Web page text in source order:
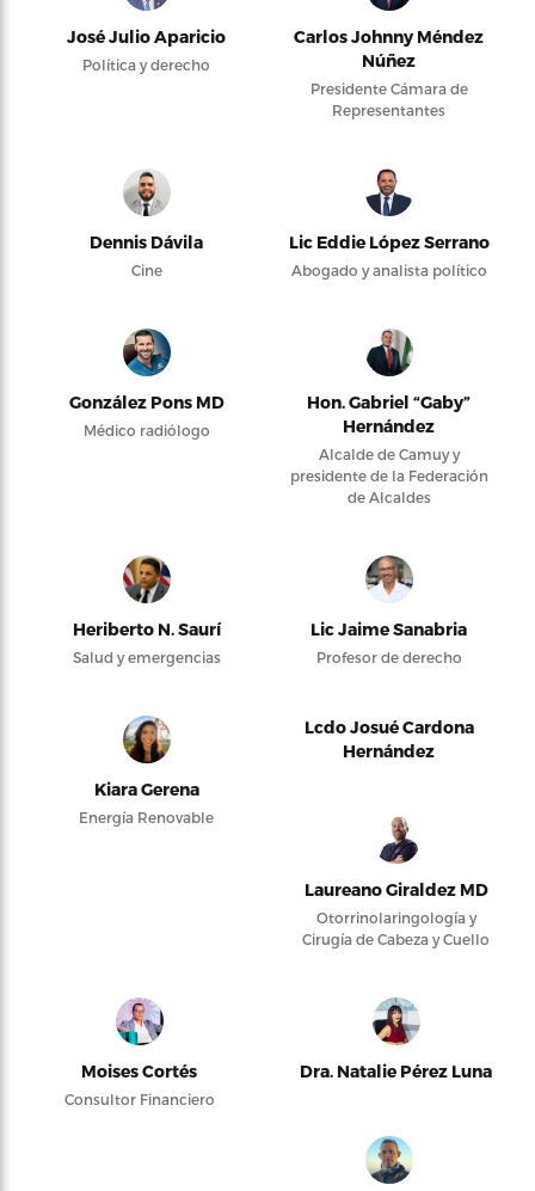
José Julio Aparicio
Política y derecho
Carlos Johnny Méndez
Núñez
Presidente Cámara de
Representantes
Dennis Dávila
Cine
Lic Eddie López Serrano
Abogado y analista político
González Pons MD
Médico radiólogo
Hon. Gabriel “Gaby”
Hernández
Alcalde de Camuy y
presidente de la Federación
de Alcaldes
Heriberto N. Saurí
Salud y emergencias
Lic Jaime Sanabria
Profesor de derecho
Kiara Gerena
Energía Renovable
Lcdo Josué Cardona
Hernández
Laureano Giraldez MD
Otorrinolaringología y
Cirugía de Cabeza y Cuello
Moises Cortés
Consultor Financiero
Dra. Natalie Pérez Luna